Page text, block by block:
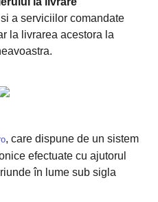
a serviciilor comandate
la livrarea acestora la
, care dispune de un sistem
efectuate cu ajutorul
în lume sub sigla